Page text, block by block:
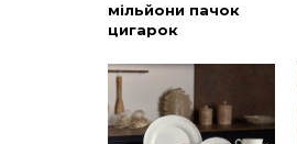
мільйони пачок
цигарок